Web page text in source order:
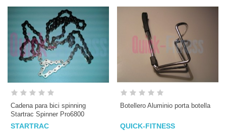
Cadena para bici spinning
Startrac Spinner Pro6800
STARTRAC
Botellero Aluminio porta botella
QUICK-FITNESS